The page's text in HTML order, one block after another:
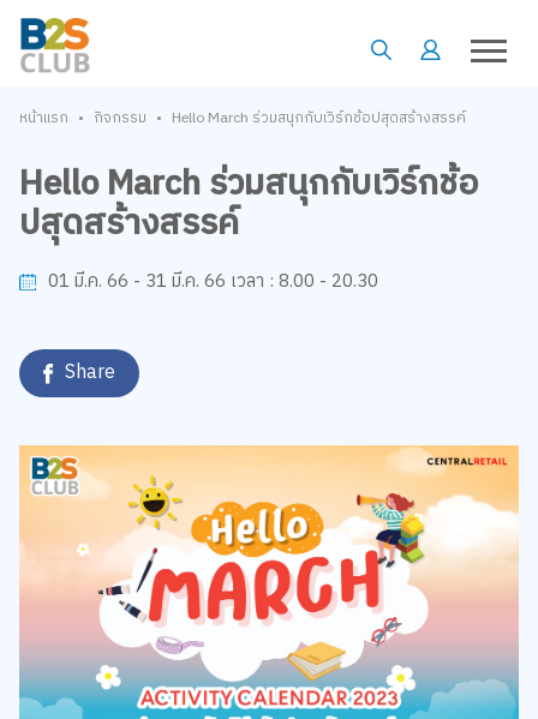
หน้าแรก • กิจกรรม • Hello March ร่วมสนุกกับเวิร์กช้อปสุดสร้างสรรค์
Hello March ร่วมสนุกกับเวิร์กช้อ
ปสุดสร้างสรรค์
01 มี.ค. 66 - 31 มี.ค. 66 เวลา : 8.00 - 20.30
Share